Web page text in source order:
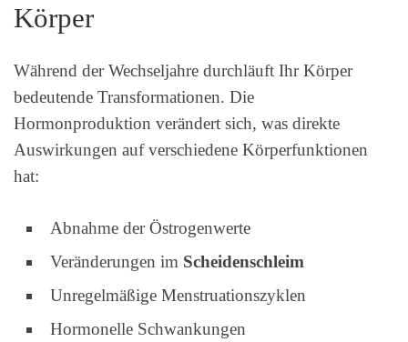
Körper
Während der Wechseljahre durchläuft Ihr Körper
bedeutende Transformationen. Die
Hormonproduktion verändert sich, was direkte
Auswirkungen auf verschiedene Körperfunktionen
hat:
Abnahme der Östrogenwerte
Veränderungen im Scheidenschleim
Unregelmäßige Menstruationszyklen
Hormonelle Schwankungen